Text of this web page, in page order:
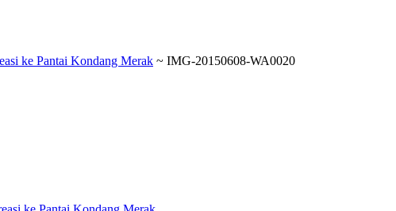
ke Pantai Kondang Merak ~ IMG-20150608-WA0020